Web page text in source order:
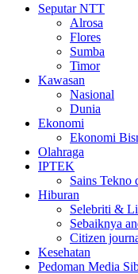
Seputar NTT
Alrosa
Flores
Sumba
Timor
Kawasan
Nasional
Dunia
Ekonomi
Ekonomi
Olahraga
IPTEK
Sains Tekno
Hiburan
Selebriti &
Sebaiknya
Citizen
Kesehatan
Pedoman Media